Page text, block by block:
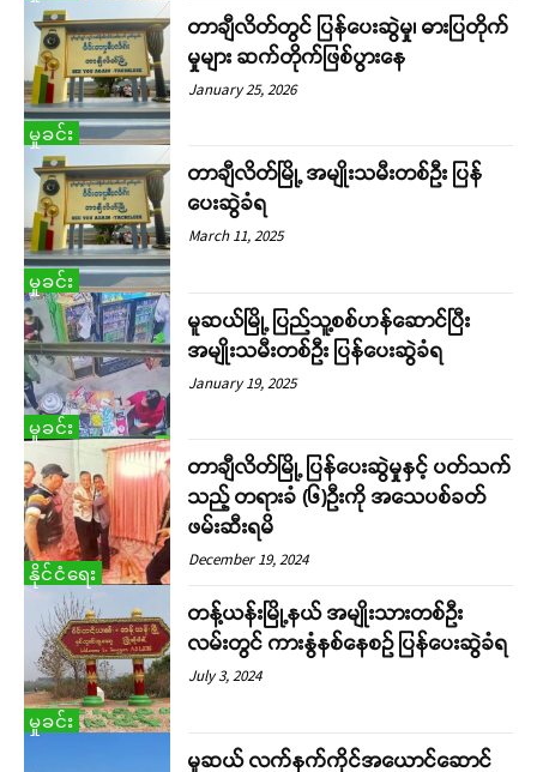
မှုခင်း
တာချီလိတ်တွင် ပြန်ပေးဆွဲမှု၊ ဓားပြတိုက်
မှုများ ဆက်တိုက်ဖြစ်ပွားနေ
January 25, 2026
မှုခင်း
တာချီလိတ်မြို့ အမျိုးသမီးတစ်ဦး ပြန်
ပေးဆွဲခံရ
March 11, 2025
မှုခင်း
မူဆယ်မြို့ ပြည်သူ့စစ်ဟန်ဆောင်ပြီး
အမျိုးသမီးတစ်ဦး ပြန်ပေးဆွဲခံရ
January 19, 2025
နိုင်ငံရေး
တာချီလိတ်မြို့ ပြန်ပေးဆွဲမှုနှင့် ပတ်သက်
သည့် တရားခံ (၆)ဦးကို အသေပစ်ခတ်
ဖမ်းဆီးရမိ
December 19, 2024
မှုခင်း
တန့်ယန်းမြို့နယ် အမျိုးသားတစ်ဦး
လမ်းတွင် ကားနွံနစ်နေစဉ် ပြန်ပေးဆွဲခံရ
July 3, 2024
မူဆယ် လက်နက်ကိုင်အယောင်ဆောင်